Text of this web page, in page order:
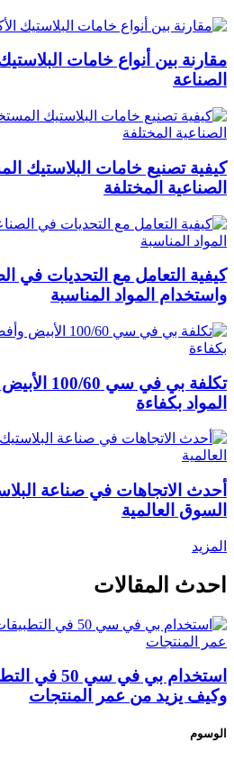
مقارنة بين أنواع خامات
الصناعة
كيفية تصنيع خامات البلاستيك
الصناعية المختلفة
كيفية التعامل مع التحديات في
واستخدام المواد المناسبة
تكلفة بي
المواد بكفاءة
أحدث الاتجاهات في صناعة
السوق العالمية
المزيد
احدث المقالات
استخدام بي
وكيف يزيد من عمر المنتجات
الوسوم